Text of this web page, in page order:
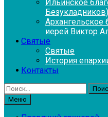
Ильинское
Безукладников)
Архангельское
иерей Виктор
Святые
Святые
История
Контакты
Найти:
Меню